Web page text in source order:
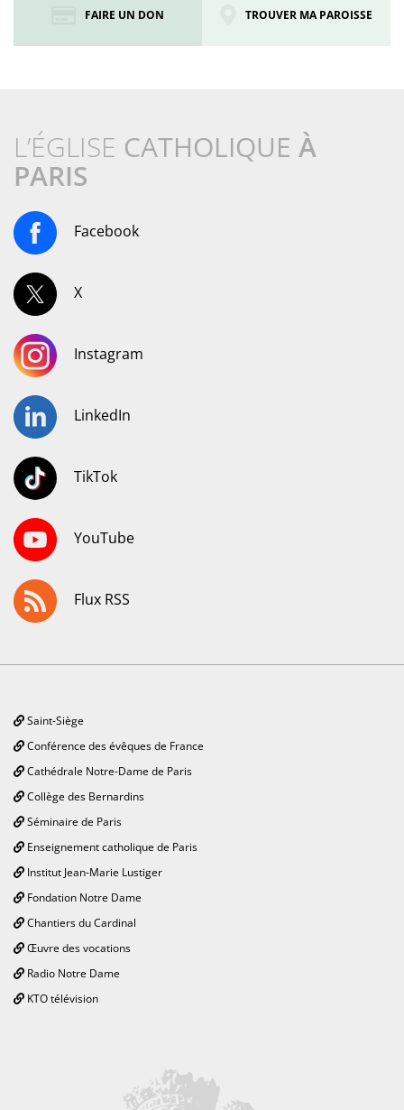
FAIRE UN DON TROUVER MA PAROISSE
L’ÉGLISE CATHOLIQUE À
PARIS
Facebook
X
Instagram
LinkedIn
TikTok
YouTube
Flux RSS
Saint-Siège
Conférence des évêques de France
Cathédrale Notre-Dame de Paris
Collège des Bernardins
Séminaire de Paris
Enseignement catholique de Paris
Institut Jean-Marie Lustiger
Fondation Notre Dame
Chantiers du Cardinal
Œuvre des vocations
Radio Notre Dame
KTO télévision